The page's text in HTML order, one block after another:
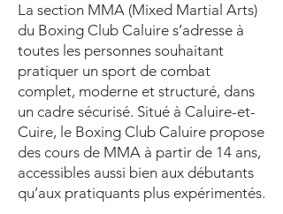
La section MMA (Mixed Martial Arts)
du Boxing Club Caluire s’adresse à
toutes les personnes souhaitant
pratiquer un sport de combat
complet, moderne et structuré, dans
un cadre sécurisé. Situé à Caluire-et-
Cuire, le Boxing Club Caluire propose
des cours de MMA à partir de 14 ans,
accessibles aussi bien aux débutants
qu’aux pratiquants plus expérimentés.